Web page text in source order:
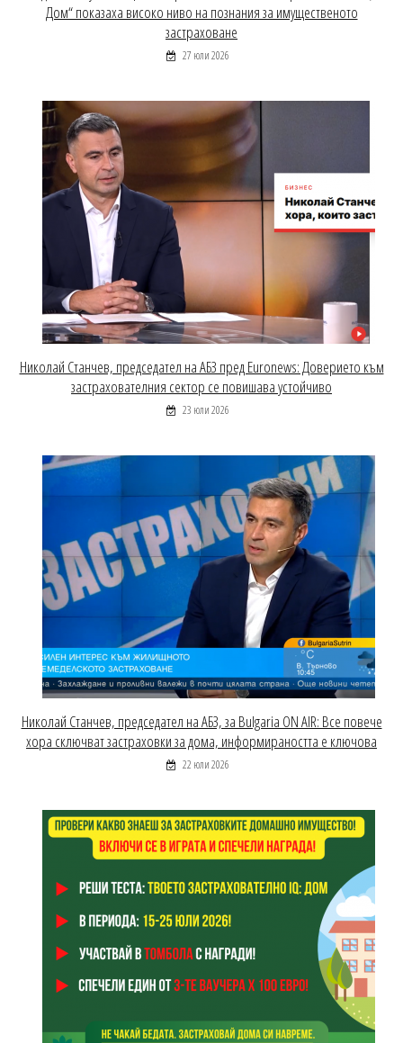
Дом“ показаха високо ниво на познания за имущественото
застраховане
27 юли 2026
Николай Станчев, председател на АБЗ пред Euronews: Доверието към
застрахователния сектор се повишава устойчиво
23 юли 2026
Николай Станчев, председател на АБЗ, за Bulgaria ON AIR: Все повече
хора сключват застраховки за дома, информираността е ключова
22 юли 2026